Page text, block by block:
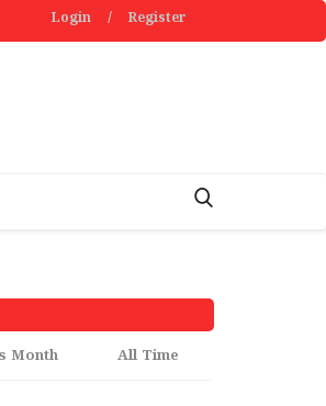
Login / Register
Month All Time